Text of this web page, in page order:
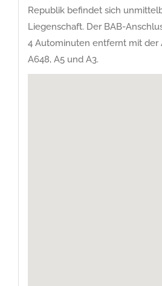
Republik befindet sich
Liegenschaft. Der BAB-
4 Autominuten entfernt mit der
A648, A5 und A3.